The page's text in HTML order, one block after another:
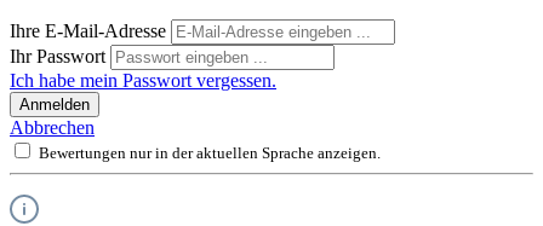
Ihre E-Mail-Adresse
Ihr Passwort
Ich habe mein Passwort vergessen.
Anmelden
Abbrechen
Bewertungen nur in der aktuellen Sprache anzeigen.